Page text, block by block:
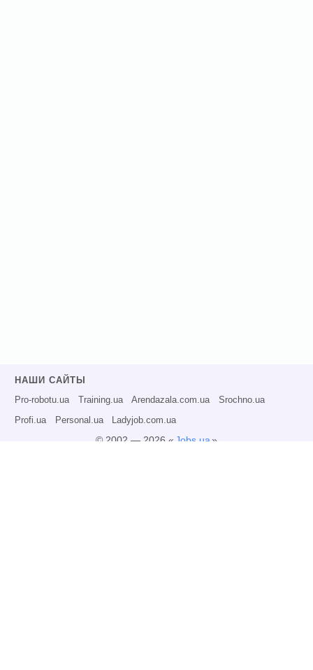
НАШИ САЙТЫ
Pro-robotu.ua Training.ua Arendazala.com.ua Srochno.ua
Profi.ua Personal.ua Ladyjob.com.ua
© 2002 — 2026 « Jobs.ua»